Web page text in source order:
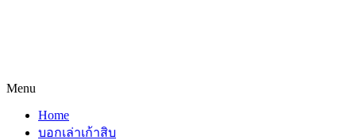
Menu
Home
บอกเล่าเก้าสิบ